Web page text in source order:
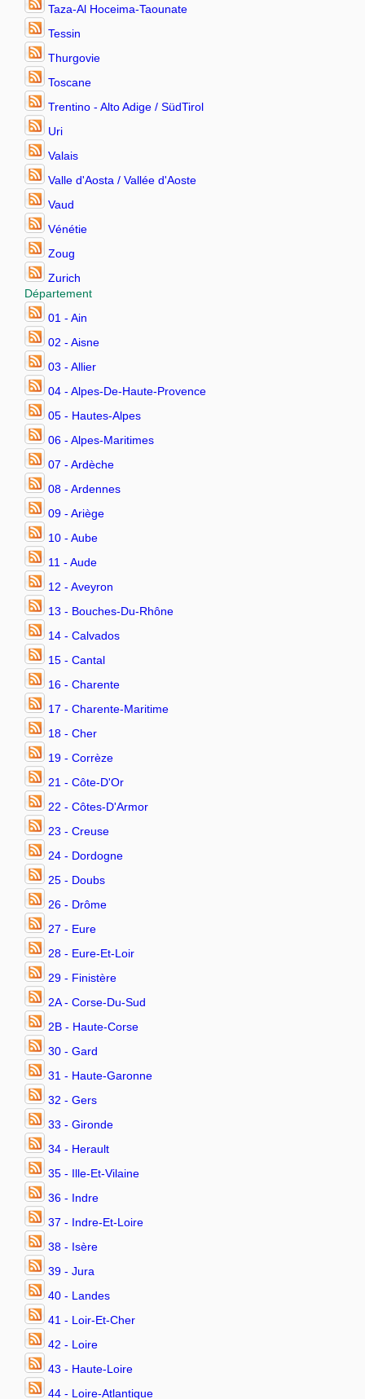
Taza-Al Hoceima-Taounate
Tessin
Thurgovie
Toscane
Trentino - Alto Adige / SüdTirol
Uri
Valais
Valle d'Aosta / Vallée d'Aoste
Vaud
Vénétie
Zoug
Zurich
Département
01 - Ain
02 - Aisne
03 - Allier
04 - Alpes-De-Haute-Provence
05 - Hautes-Alpes
06 - Alpes-Maritimes
07 - Ardèche
08 - Ardennes
09 - Ariège
10 - Aube
11 - Aude
12 - Aveyron
13 - Bouches-Du-Rhône
14 - Calvados
15 - Cantal
16 - Charente
17 - Charente-Maritime
18 - Cher
19 - Corrèze
21 - Côte-D'Or
22 - Côtes-D'Armor
23 - Creuse
24 - Dordogne
25 - Doubs
26 - Drôme
27 - Eure
28 - Eure-Et-Loir
29 - Finistère
2A - Corse-Du-Sud
2B - Haute-Corse
30 - Gard
31 - Haute-Garonne
32 - Gers
33 - Gironde
34 - Herault
35 - Ille-Et-Vilaine
36 - Indre
37 - Indre-Et-Loire
38 - Isère
39 - Jura
40 - Landes
41 - Loir-Et-Cher
42 - Loire
43 - Haute-Loire
44 - Loire-Atlantique